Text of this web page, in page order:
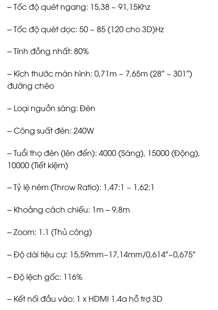
– Tốc độ quét ngang: 15,38 ~ 91,15Khz
– Tốc độ quét dọc: 50 ~ 85 (120 cho 3D)Hz
– Tính đồng nhất: 80%
– Kích thước màn hình: 0,71m ~ 7,65m (28″ ~ 301″)
đường chéo
– Loại nguồn sáng: Đèn
– Công suất đèn: 240W
– Tuổi thọ đèn (lên đến): 4000 (Sáng), 15000 (Động),
10000 (Tiết kiệm)
– Tỷ lệ ném (Throw Ratio): 1,47:1 ~ 1,62:1
– Khoảng cách chiếu: 1m – 9,8m
– Zoom: 1.1 (Thủ công)
– Độ dài tiêu cự: 15,59mm~17,14mm/0,614″~0,675″
– Độ lệch gốc: 116%
– Kết nối đầu vào: 1 x HDMI 1.4a hỗ trợ 3D